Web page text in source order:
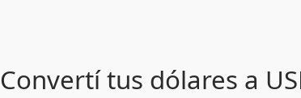
Convertí tus dólares a